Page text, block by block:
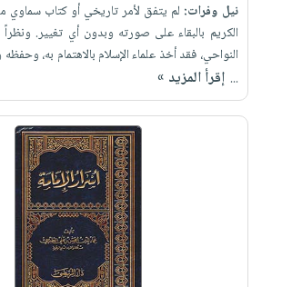
نيل وفرات: لم يتفق لأمر تاريخي أو كتاب سماوي
الكريم بالبقاء على صورته وبدون أي تغيير.
النواحي، فقد أخذ علماء الإسلام بالاهتمام به،
... إقرأ المزيد »